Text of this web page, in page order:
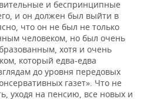
и беспринципные
и он должен был выйти в
что он не был не только
человеком, но был очень
хотя и очень
который едва-едва
до уровня передовых
газет». Что не
уходя на пенсию, все новых и